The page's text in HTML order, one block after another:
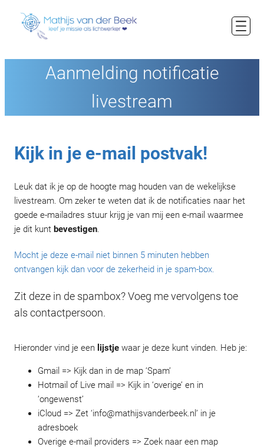
Aanmelding notificatie
livestream
Kijk in je e-mail postvak!
Leuk dat ik je op de hoogte mag houden van de wekelijkse
livestream. Om zeker te weten dat ik de notificaties naar het
goede e-mailadres stuur krijg je van mij een e-mail waarmee
je dit kunt bevestigen.
Mocht je deze e-mail niet binnen 5 minuten hebben
ontvangen kijk dan voor de zekerheid in je spam-box.
Zit deze in de spambox? Voeg me vervolgens toe
als contactpersoon.
Hieronder vind je een lijstje waar je deze kunt vinden. Heb je:
Gmail => Kijk dan in de map ‘Spam’
Hotmail of Live mail => Kijk in ‘overige’ en in
‘ongewenst’
iCloud => Zet ‘info@mathijsvanderbeek.nl’ in je
adresboek
Overige e-mail providers => Zoek naar een map